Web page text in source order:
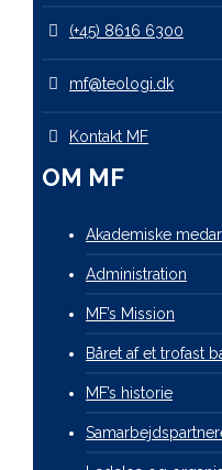
(+45) 8616 6300
mf@teologi.dk
Kontakt MF
OM MF
Akademiske
Administration
MF’s Mission
Båret af et trofast
MF’s historie